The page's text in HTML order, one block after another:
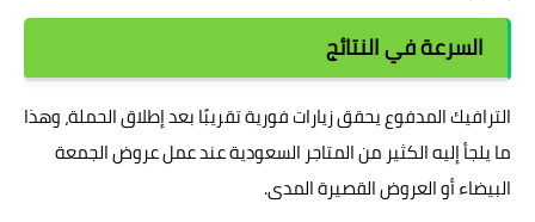
السرعة في النتائج
الترافيك المدفوع يحقق زيارات فورية تقريبًا بعد إطلاق الحملة، وهذا
ما يلجأ إليه الكثير من المتاجر السعودية عند عمل عروض الجمعة
البيضاء أو العروض القصيرة المدى.